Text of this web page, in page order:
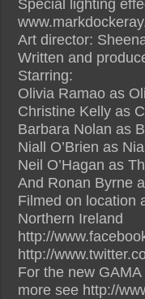
Special lighting
Art director:
Written and
Starring:
Olivia Ramao as
Christine Kelly as
Barbara Nolan as
Niall O’Brien as
Neil O’Hagan as
And Ronan Byrne
Filmed on location
Northern Ireland
http://
http://
For the new
more see http://